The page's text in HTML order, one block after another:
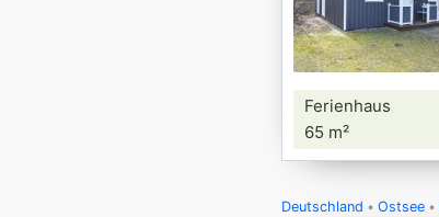
Ferienhaus
65 m²
Deutschland Ostsee